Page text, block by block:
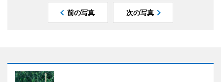
前の写真 次の写真